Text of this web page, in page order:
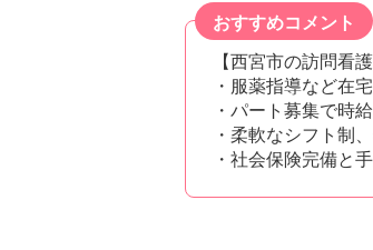
おすすめコメント
【西宮市の訪問看
・服薬指導など在
・パート募集で時
・柔軟なシフト制
・社会保険完備と